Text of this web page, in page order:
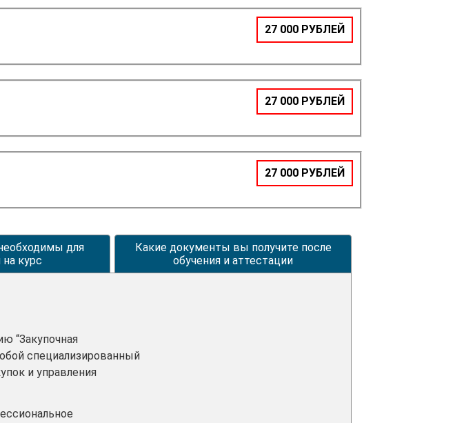
27 000 РУБЛЕЙ
27 000 РУБЛЕЙ
27 000 РУБЛЕЙ
для
на курс
Какие документы вы получите после
обучения и аттестации
“Закупочная
специализированный
и управления